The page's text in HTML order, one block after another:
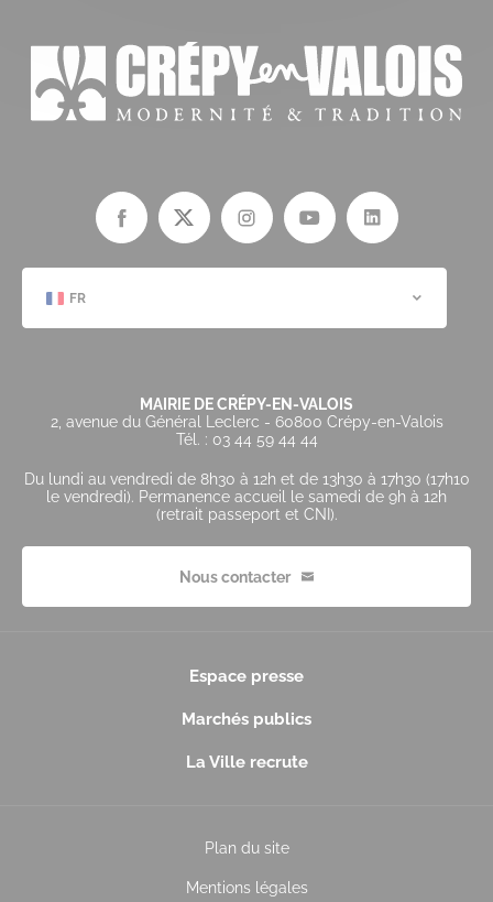
FR
MAIRIE DE CRÉPY-EN-VALOIS
2, avenue du Général Leclerc - 60800 Crépy-en-Valois
Tél. : 03 44 59 44 44
Du lundi au vendredi de 8h30 à 12h et de 13h30 à 17h30 (17h10
le vendredi). Permanence accueil le samedi de 9h à 12h
(retrait passeport et CNI).
Nous contacter
Espace presse
Marchés publics
La Ville recrute
Plan du site
Mentions légales